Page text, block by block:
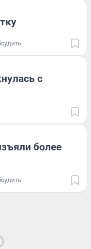
с
более